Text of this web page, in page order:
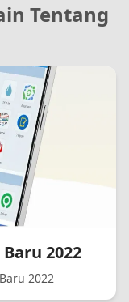
Tentang
2022
2022